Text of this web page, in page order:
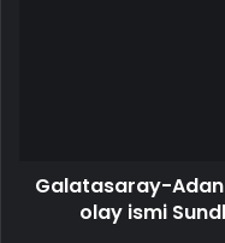
atandı!
Galatasaray-
olay ismi